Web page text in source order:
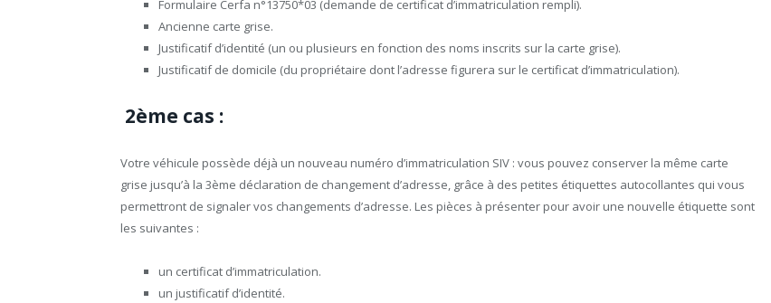
Formulaire Cerfa n°13750*03 (demande de certificat d’immatriculation rempli).
Ancienne carte grise.
Justificatif d’identité (un ou plusieurs en fonction des noms inscrits sur la carte grise).
Justificatif de domicile (du propriétaire dont l’adresse figurera sur le certificat d’immatriculation).
2ème cas :
Votre véhicule possède déjà un nouveau numéro d’immatriculation SIV : vous pouvez conserver la même carte
grise jusqu’à la 3ème déclaration de changement d’adresse, grâce à des petites étiquettes autocollantes qui vous
permettront de signaler vos changements d’adresse. Les pièces à présenter pour avoir une nouvelle étiquette sont
les suivantes :
un certificat d’immatriculation.
un justificatif d’identité.